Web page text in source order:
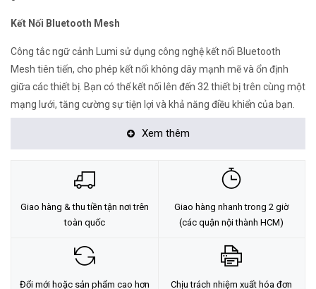
Kết Nối Bluetooth Mesh
Công tắc ngữ cảnh Lumi sử dụng công nghệ kết nối Bluetooth
Mesh tiên tiến, cho phép kết nối không dây mạnh mẽ và ổn định
giữa các thiết bị. Bạn có thể kết nối lên đến 32 thiết bị trên cùng một
mạng lưới, tăng cường sự tiện lợi và khả năng điều khiển của bạn.
Tính Năng Ngữ Cảnh Đa Dạng
2 lần, nhấn giữ và Dimming. Bạn có thể tùy chỉnh các sự kiện này để
nhau. Sản phẩm cũng cho phép bạn sử dụng các sự kiện của nút
cảnh để kích hoạt Rule hoặc trực tiếp các Nhóm Lighting, Cảnh
Lighting mà không cần thông qua HC.
Xem thêm
Giao hàng & thu tiền tận nơi trên
toàn quốc
Giao hàng nhanh trong 2 giờ
(các quận nội thành HCM)
Đổi mới hoặc sản phẩm cao hơn
Chịu trách nhiệm xuất hóa đơn